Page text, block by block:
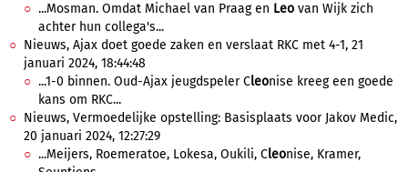
...Mosman. Omdat Michael van Praag en Leo van Wijk zich
achter hun collega's...
Nieuws, Ajax doet goede zaken en verslaat RKC met 4-1, 21
januari 2024, 18:44:48
...1-0 binnen. Oud-Ajax jeugdspeler Cleonise kreeg een goede
kans om RKC...
Nieuws, Vermoedelijke opstelling: Basisplaats voor Jakov Medic,
20 januari 2024, 12:27:29
...Meijers, Roemeratoe, Lokesa, Oukili, Cleonise, Kramer,